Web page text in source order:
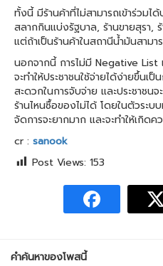
ทั้งนี้ มีร้านค้าที่ไม่สามารถเข้าร่วมไ
สลากกินแบ่งรัฐบาล, ร้านขายสุรา,
แต่ถ้าเป็นร้านค้าในสถานีน้ำมันสามา
นอกจากนี้ การไม่มี Negative List
จะทำให้ประชาชนใช้จ่ายได้ง่ายขึ้นเ
สะดวกในการจับจ่าย และประชาชน
ร้านไหนซื้อของไม่ได้ โดยในตัวระบบ
จัดการจะยากมาก และจะทำให้เกิด
cr : sanook
Post Views: 153
คำค้นหาของโพสนี้